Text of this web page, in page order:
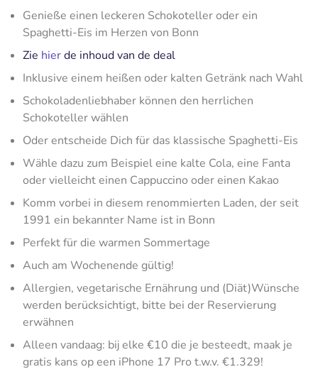
Genieße einen leckeren Schokoteller oder ein
Spaghetti-Eis im Herzen von Bonn
Zie hierde inhoud van de deal
Inklusive einem heißen oder kalten Getränk nach Wahl
Schokoladenliebhaber können den herrlichen
Schokoteller wählen
Oder entscheide Dich für das klassische Spaghetti-Eis
Wähle dazu zum Beispiel eine kalte Cola, eine Fanta
oder vielleicht einen Cappuccino oder einen Kakao
Komm vorbei in diesem renommierten Laden, der seit
1991 ein bekannter Name ist in Bonn
Perfekt für die warmen Sommertage
Auch am Wochenende gültig!
Allergien, vegetarische Ernährung und (Diät)Wünsche
werden berücksichtigt, bitte bei der Reservierung
erwähnen
Alleen vandaag: bij elke €10 die je besteedt, maak je
gratis kans op een iPhone 17 Pro t.w.v. €1.329!